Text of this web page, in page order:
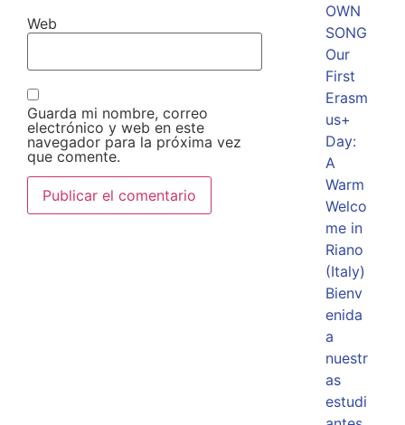
Web
Guarda mi nombre, correo
electrónico y web en este
navegador para la próxima vez
que comente.
OWN
SONG
Our
First
Erasm
us+
Day:
A
Warm
Welco
me in
Riano
(Italy)
Bienv
enida
a
nuestr
as
estudi